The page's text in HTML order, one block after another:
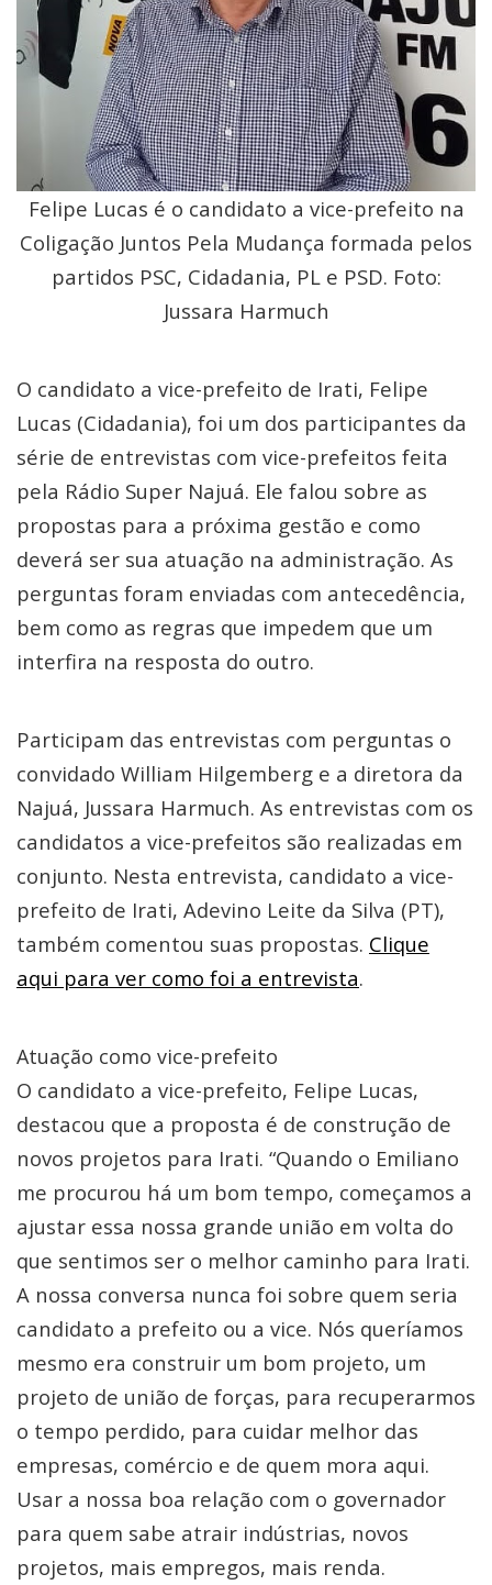
Felipe Lucas é o candidato a vice-prefeito na
Coligação Juntos Pela Mudança formada pelos
partidos PSC, Cidadania, PL e PSD. Foto:
Jussara Harmuch
O candidato a vice-prefeito de Irati, Felipe
Lucas (Cidadania), foi um dos participantes da
série de entrevistas com vice-prefeitos feita
pela Rádio Super Najuá. Ele falou sobre as
propostas para a próxima gestão e como
deverá ser sua atuação na administração. As
perguntas foram enviadas com antecedência,
bem como as regras que impedem que um
interfira na resposta do outro.
Participam das entrevistas com perguntas o
convidado William Hilgemberg e a diretora da
Najuá, Jussara Harmuch. As entrevistas com os
candidatos a vice-prefeitos são realizadas em
conjunto. Nesta entrevista, candidato a vice-
prefeito de Irati, Adevino Leite da Silva (PT),
também comentou suas propostas. Clique
aqui para ver como foi a entrevista.
Atuação como vice-prefeito
O candidato a vice-prefeito, Felipe Lucas,
destacou que a proposta é de construção de
novos projetos para Irati. “Quando o Emiliano
me procurou há um bom tempo, começamos a
ajustar essa nossa grande união em volta do
que sentimos ser o melhor caminho para Irati.
A nossa conversa nunca foi sobre quem seria
candidato a prefeito ou a vice. Nós queríamos
mesmo era construir um bom projeto, um
projeto de união de forças, para recuperarmos
o tempo perdido, para cuidar melhor das
empresas, comércio e de quem mora aqui.
Usar a nossa boa relação com o governador
para quem sabe atrair indústrias, novos
projetos, mais empregos, mais renda.